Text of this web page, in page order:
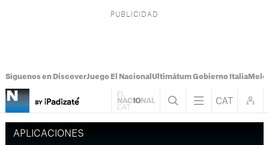
Síguenos en DiscoverJuego El Nacional Ultimátum Gobierno Italia
APLICACIONES